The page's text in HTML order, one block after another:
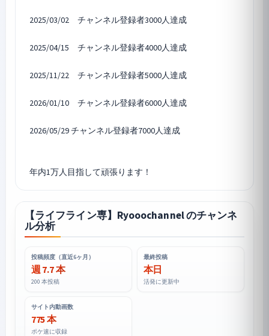
2025/03/02 チャンネル登録者3000人達成
2025/04/15 チャンネル登録者4000人達成
2025/11/22 チャンネル登録者5000人達成
2026/01/10 チャンネル登録者6000人達成
2026/05/29 チャンネル登録者7000人達成
年内1万人目指して頑張ります！
【ライフライン専】Ryooochannel のチャンネ
ル分析
投稿頻度（直近6ヶ月）
週 7.7 本
200 本投稿
最終投稿
本日
活発に更新中
サイト内動画数
775 本
ポケ速に収録